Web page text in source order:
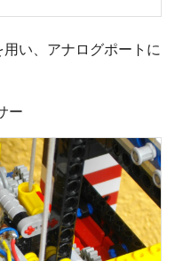
い、アナログポートに
ー